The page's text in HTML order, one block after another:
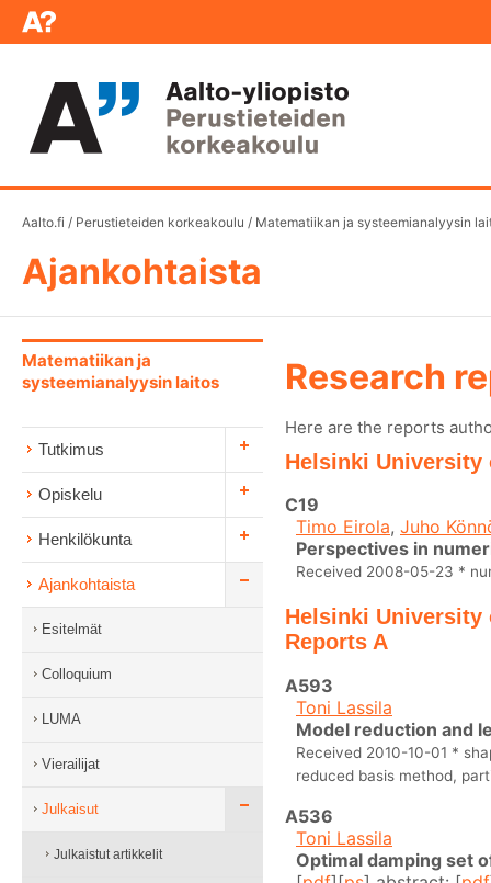
Aalto.fi / Perustieteiden korkeakoulu / Matematiikan ja systeemianalyysin
Ajankohtaista
Matematiikan ja
systeemianalyysin laitos
Tutkimus
Opiskelu
Henkilökunta
Ajankohtaista
Esitelmät
Colloquium
LUMA
Vierailijat
Julkaisut
Julkaistut artikkelit
Research
Here are the reports
Helsinki University
C19
Timo Eirola, Juho
Perspectives in
Received 2008-05-23 *
Helsinki University
Reports A
A593
Toni Lassila
Model reduction and
Received 2010-10-01 *
reduced basis method,
A536
Toni Lassila
Optimal damping set